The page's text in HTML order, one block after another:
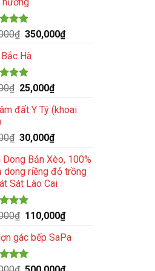
xếp
5.00
₫ Giá
là:
399,000₫.
350,000₫Giá
Hà
xếp
5.00
₫ Giá
là:
25,000₫Giá
tại
25,000₫.
đất Y Tý (khoai
₫ Giá
là:
45,000₫.
30,000₫Giá
tại
là:
30,000₫.
Dong Bản Xèo, 100%
dong riềng đỏ trồng
Sát Lào Cai
xếp
5.00
₫ Giá
là:
120,000₫.
110,000₫Giá
tại
110,000₫.
gác bếp SaPa
xếp